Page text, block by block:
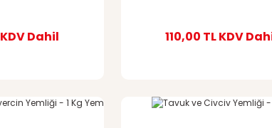
KDV Dahil 110,00 TLKDV